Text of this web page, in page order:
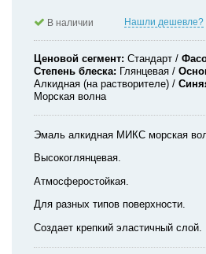
В наличии Нашли дешевле?
Ценовой сегмент Стандарт
Степень блеска
Глянцевая
Алкидная (на растворителе)
Морская волна
Эмаль алкидная МИКС морская
Высокоглянцевая.
Атмосферостойкая.
Для разных типов поверхности.
Создает крепкий эластичный слой.